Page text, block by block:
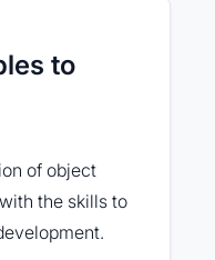
to
of object
the skills to